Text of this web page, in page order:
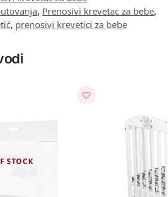
, Prenosivi krevetac za bebe,
, prenosivi krevetici za bebe
STOCK